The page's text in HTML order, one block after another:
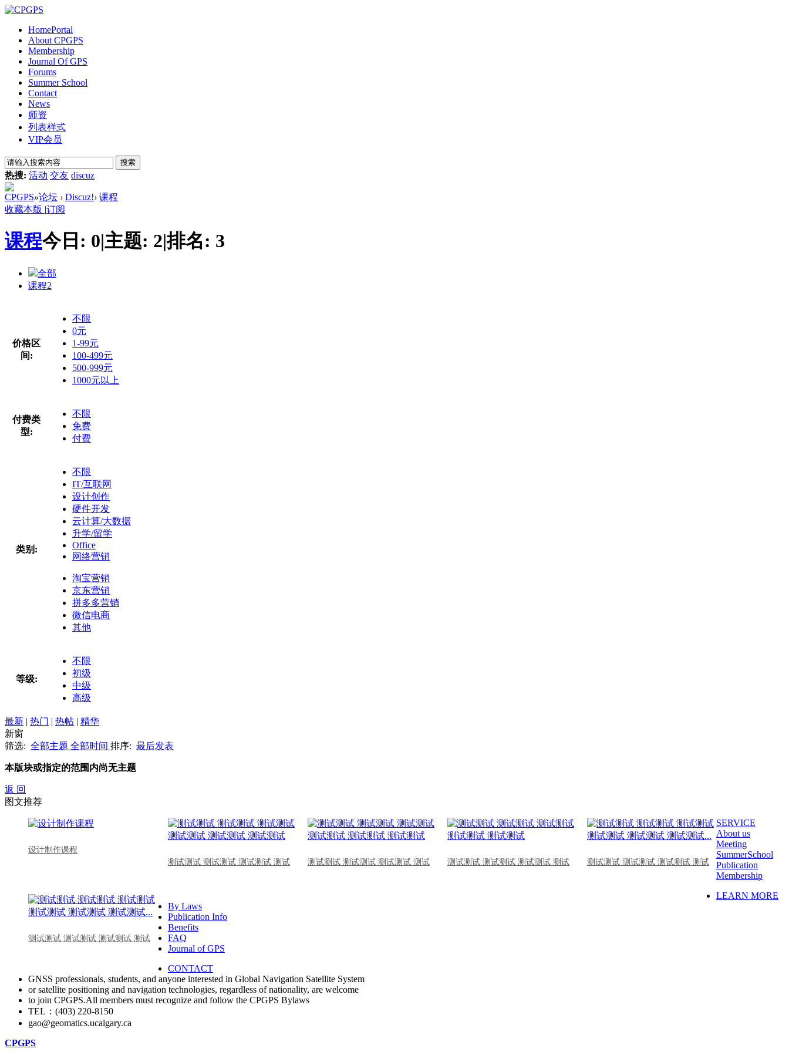
HomePortal
About CPGPS
Membership
Journal Of GPS
Forums
Summer School
Contact
News
师资
列表样式
VIP会员
搜索
热搜: 活动 交友 discuz
CPGPS»论坛 › Discuz!› 课程
收藏本版 |订阅
课程今日: 0|主题: 2|排名: 3
全部
课程2
价格区
间:
不限
0元
1-99元
100-499元
500-999元
1000元以上
付费类
型:
不限
免费
付费
类别:
不限
IT/互联网
设计创作
硬件开发
云计算/大数据
升学/留学
Office
网络营销
淘宝营销
京东营销
拼多多营销
微信电商
其他
等级:
不限
初级
中级
高级
最新 | 热门 | 热帖 | 精华
新窗
筛选: 全部主题 全部时间 排序: 最后发表
本版块或指定的范围内尚无主题
返 回
图文推荐
设计制作课程
测试测试 测试测试 测试测试 测试
测试测试 测试测试 测试测试 测试 测试测试 测试测试 测试测试 测试 测试测试 测试测试 测试测试 测试
测试测试 测试测试 测试测试 测试
SERVICE
About us
Meeting
SummerSchool
Publication
Membership
LEARN MORE
By Laws
Publication Info
Benefits
FAQ
Journal of GPS
CONTACT
GNSS professionals, students, and anyone interested in Global Navigation Satellite System
or satellite positioning and navigation technologies, regardless of nationality, are welcome
to join CPGPS.All members must recognize and follow the CPGPS Bylaws
TEL：(403) 220-8150
gao@geomatics.ucalgary.ca
CPGPS